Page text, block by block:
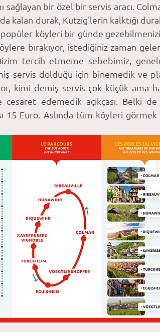
bir özel bir servis aracı.
kalan durak, Kutzig'lerin kalktığı
popüler köyleri bir günde
bırakıyor, istediğiniz zaman
tercih etmeme sebebimiz,
servis dolduğu için binemedik ve
kimi demiş servis çok küçük ama
cesaret edemedik açıkçası. Belki
15 Euro. Aslında tüm köyleri